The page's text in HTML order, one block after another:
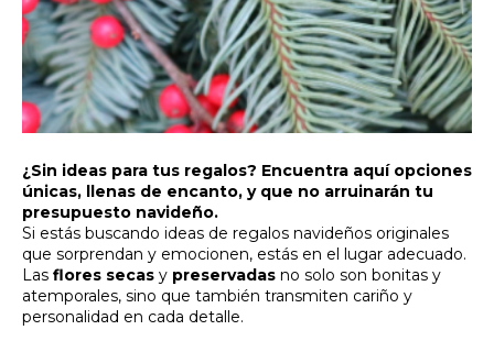
¿Sin ideas para tus regalos? Encuentra aquí opciones
únicas, llenas de encanto, y que no arruinarán tu
presupuesto navideño.
Si estás buscando ideas de regalos navideños originales
que sorprendan y emocionen, estás en el lugar adecuado.
Las flores secas y preservadas no solo son bonitas y
atemporales, sino que también transmiten cariño y
personalidad en cada detalle.